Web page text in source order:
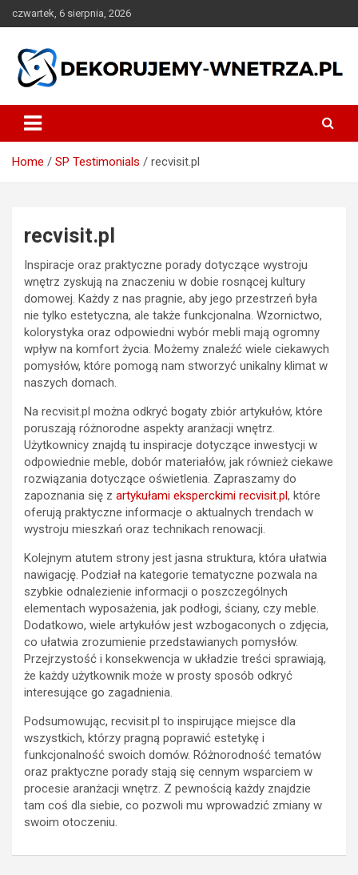
to
czwartek, 6 sierpnia, 2026
dekorujemy-wnetrza.pl
Home SP Testimonials recvisit.pl
recvisit.pl
Inspiracje oraz praktyczne porady dotyczące wystroju
wnętrz zyskują na znaczeniu w dobie rosnącej kultury
domowej. Każdy z nas pragnie, aby jego przestrzeń była
nie tylko estetyczna, ale także funkcjonalna. Wzornictwo,
kolorystyka oraz odpowiedni wybór mebli mają ogromny
wpływ na komfort życia. Możemy znaleźć wiele ciekawych
pomysłów, które pomogą nam stworzyć unikalny klimat w
naszych domach.
Na recvisit.pl można odkryć bogaty zbiór artykułów, które
poruszają różnorodne aspekty aranżacji wnętrz.
Użytkownicy znajdą tu inspiracje dotyczące inwestycji w
odpowiednie meble, dobór materiałów, jak również ciekawe
rozwiązania dotyczące oświetlenia. Zapraszamy do
zapoznania się z artykułami eksperckimi recvisit.pl , które
oferują praktyczne informacje o aktualnych trendach w
wystroju mieszkań oraz technikach renowacji.
Kolejnym atutem strony jest jasna struktura, która ułatwia
nawigację. Podział na kategorie tematyczne pozwala na
szybkie odnalezienie informacji o poszczególnych
elementach wyposażenia, jak podłogi, ściany, czy meble.
Dodatkowo, wiele artykułów jest wzbogaconych o zdjęcia,
co ułatwia zrozumienie przedstawianych pomysłów.
Przejrzystość i konsekwencja w układzie treści sprawiają,
że każdy użytkownik może w prosty sposób odkryć
interesujące go zagadnienia.
Podsumowując, recvisit.pl to inspirujące miejsce dla
wszystkich, którzy pragną poprawić estetykę i
funkcjonalność swoich domów. Różnorodność tematów
oraz praktyczne porady stają się cennym wsparciem w
procesie aranżacji wnętrz. Z pewnością każdy znajdzie
tam coś dla siebie, co pozwoli mu wprowadzić zmiany w
swoim otoczeniu.